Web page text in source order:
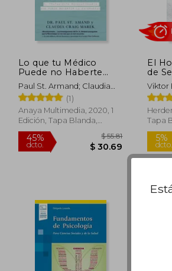
Lo que tu Médico
Puede no Haberte
Contado Sobre la
Fibromialgia (Libros
Singulares)
Paul St. Armand; Claudia
Craig Marek (1)
Anaya Multimedia, 2020, 1
Edición, Tapa Blanda,
Nuevo
El
de
Viktor
Tapa